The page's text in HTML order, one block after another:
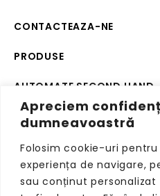
Apreciem
dumneavoastră
Folosim cookie-uri
experiența de navigare,
sau conținut personalizat
CONTACTEAZA-NE
PRODUSE
AUTOMATE SECOND HAND
SISTEME DE PLATA SECOND
Copyright © 2026